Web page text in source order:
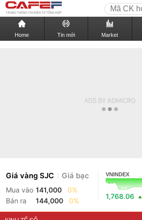
Home Tin mới Market
Giá vàng SJC Giá bạc
Mua vào 141,000
0%
Bán ra
144,000 0%
VNINDEX
1,768.06